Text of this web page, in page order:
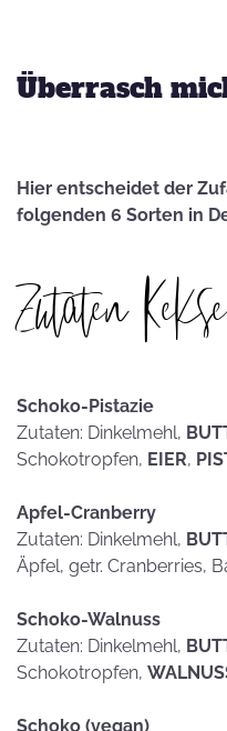
Überrasch
Hier entscheidet der
folgenden 6 Sorten in
Zutaten
Schoko-Pistazie
Zutaten: Dinkelmehl,
Schokotropfen, EIER,
Apfel-Cranberry
Zutaten: Dinkelmehl,
Äpfel, getr. Cranberries,
Schoko-Walnuss
Zutaten: Dinkelmehl,
Schokotropfen,
Schoko (vegan)